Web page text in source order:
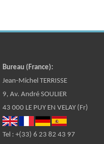
Bureau (France):
Jean-Michel TERRISSE
9, Av. André SOULIER
43 000 LE PUY EN VELAY (Fr)
Tel : +(33) 6 23 82 43 97